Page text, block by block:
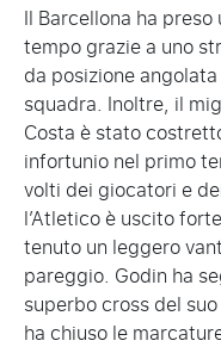
Il Barcellona ha
tempo grazie a uno
da posizione
squadra. Inoltre, il
Costa è stato
infortunio nel primo
volti dei giocatori e
l’Atletico è uscito
tenuto un leggero
pareggio. Godin ha
superbo cross del
ha chiuso le